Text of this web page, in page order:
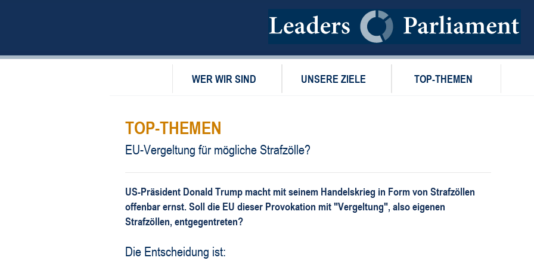
WER WIR SIND UNSERE ZIELE TOP-THEMEN
TOP-THEMEN
EU-Vergeltung für mögliche Strafzölle?
US-Präsident Donald Trump macht mit seinem Handelskrieg in Form von Strafzöllen
offenbar ernst. Soll die EU dieser Provokation mit "Vergeltung", also eigenen
Strafzöllen, entgegentreten?
Die Entscheidung ist: